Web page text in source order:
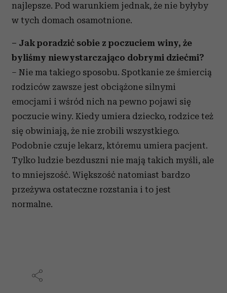
najlepsze. Pod warunkiem jednak, że nie byłyby
w tych domach osamotnione.
– Jak poradzić sobie z poczuciem winy, że
byliśmy niewystarczająco dobrymi dziećmi?
– Nie ma takiego sposobu. Spotkanie ze śmiercią
rodziców zawsze jest obciążone silnymi
emocjami i wśród nich na pewno pojawi się
poczucie winy. Kiedy umiera dziecko, rodzice też
się obwiniają, że nie zrobili wszystkiego.
Podobnie czuje lekarz, któremu umiera pacjent.
Tylko ludzie bezduszni nie mają takich myśli, ale
to mniejszość. Większość natomiast bardzo
przeżywa ostateczne rozstania i to jest
normalne.